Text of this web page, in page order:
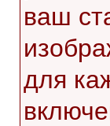
ваш
для